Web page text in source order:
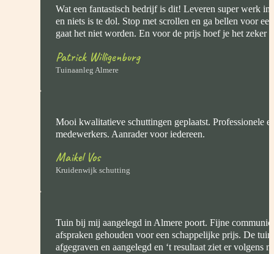
Wat een fantastisch bedrijf is dit! Leveren super werk in
en niets is te dol. Stop met scrollen en ga bellen voor
gaat het niet worden. En voor de prijs hoef je het zeker
Patrick Willigenburg
Tuinaanleg Almere
Mooi kwalitatieve schuttingen geplaatst. Professionele
medewerkers. Aanrader voor iedereen.
Maikel Vos
Kruidenwijk schutting
Tuin bij mij aangelegd in Almere poort. Fijne
afspraken gehouden voor een schappelijke prijs. De
afgegraven en aangelegd en ‘t resultaat ziet er volgens